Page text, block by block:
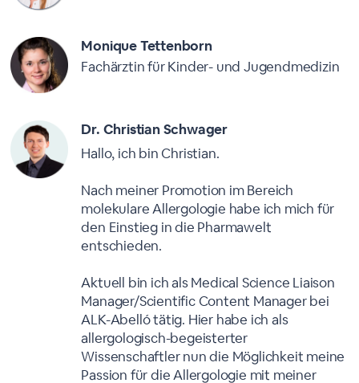
Monique Tettenborn
Fachärztin für Kinder- und Jugendmedizin
Dr. Christian Schwager
Hallo, ich bin Christian.
Nach meiner Promotion im Bereich
molekulare Allergologie habe ich mich für
den Einstieg in die Pharmawelt
entschieden.
Aktuell bin ich als Medical Science Liaison
Manager/Scientific Content Manager bei
ALK-Abelló tätig. Hier habe ich als
allergologisch-begeisterter
Wissenschaftler nun die Möglichkeit meine
Passion für die Allergologie mit meiner